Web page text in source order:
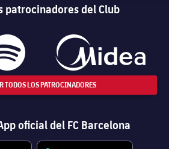
patrocinadores del Club
TODOS LOS PATROCINADORES
oficial del FC Barcelona